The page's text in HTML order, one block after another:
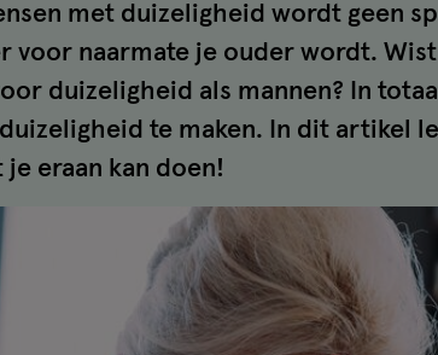
met duizeligheid wordt geen
voor naarmate je ouder wordt.
duizeligheid als mannen? In
te maken. In dit artikel
eraan kan doen!